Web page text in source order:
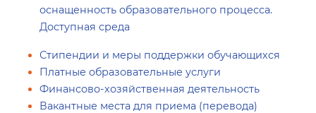
оснащенность образовательного процесса.
Доступная среда
Стипендии и меры поддержки обучающихся
Платные образовательные услуги
Финансово-хозяйственная деятельность
Вакантные места для приема (перевода)